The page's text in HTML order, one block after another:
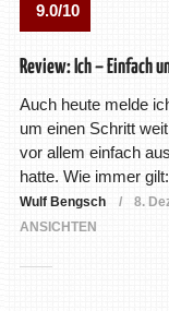
9.0/10
Review: Ich – Einfach
Auch heute melde
um einen Schritt
vor allem einfach
hatte. Wie immer
Wulf Bengsch 8.
ANSICHTEN